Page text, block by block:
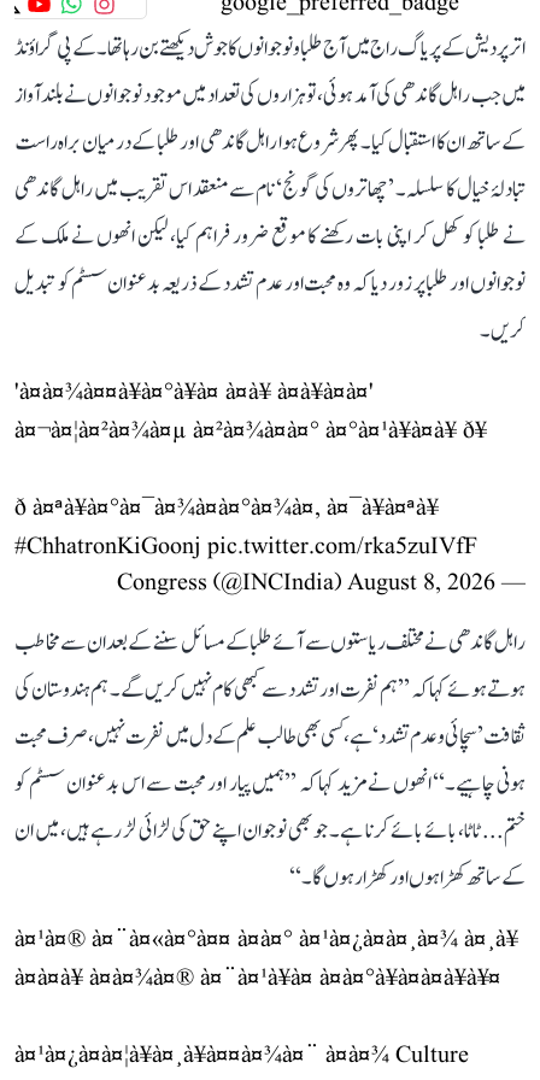
اتر پردیش کے پریاگ راج میں آج طلبا و نوجوانوں کا جوش دیکھتے بن رہا تھا۔ کے پی گراؤنڈ
میں جب راہل گاندھی کی آمد ہوئی، تو ہزاروں کی تعداد میں موجود نوجوانوں نے بلند آواز
کے ساتھ ان کا استقبال کیا۔ پھر شروع ہوا راہل گاندھی اور طلبا کے درمیان براہ راست
تبادلۂ خیال کا سلسلہ۔ ’چھاتروں کی گونج‘ نام سے منعقد اس تقریب میں راہل گاندھی
نے طلبا کو کھل کر اپنی بات رکھنے کا موقع ضرور فراہم کیا، لیکن انھوں نے ملک کے
نوجوانوں اور طلبا پر زور دیا کہ وہ محبت اور عدم تشدد کے ذریعہ بدعنوان سسٹم کو تبدیل
کریں۔
'à¤à¤¾à¤¤à¥à¤°à¥à¤ à¤à¥ à¤à¥à¤à¤'
à¤¬à¤¦à¤²à¤¾à¤µ à¤²à¤¾à¤à¤° à¤°à¤¹à¥à¤à¥ ð¥
ð à¤ªà¥à¤°à¤¯à¤¾à¤à¤°à¤¾à¤, à¤¯à¥à¤ªà¥
#ChhatronKiGoonj pic.twitter.com/rka5zuIVfF
— Congress (@INCIndia)
August 8, 2026
راہل گاندھی نے مختلف ریاستوں سے آئے طلبا کے مسائل سننے کے بعد ان سے مخاطب
ہوتے ہوئے کہا کہ ’’ہم نفرت اور تشدد سے کبھی کام نہیں کریں گے۔ ہم ہندوستان کی
ثقافت ’سچائی و عدم تشدد‘ ہے، کسی بھی طالب علم کے دل میں نفرت نہیں، صرف محبت
ہونی چاہیے۔‘‘ انھوں نے مزید کہا کہ ’’ہمیں پیار اور محبت سے اس بدعنوان سسٹم کو
ختم... ٹاٹا، بائے بائے کرنا ہے۔ جو بھی نوجوان اپنے حق کی لڑائی لڑ رہے ہیں، میں ان
کے ساتھ کھڑا ہوں اور کھڑا رہوں گا۔‘‘
à¤¹à¤® à¤¨à¤«à¤°à¤¤ à¤à¤° à¤¹à¤¿à¤à¤¸à¤¾ à¤¸à¥
à¤à¤­à¥ à¤à¤¾à¤® à¤¨à¤¹à¥à¤ à¤à¤°à¥à¤à¤à¥à¥¤
à¤¹à¤¿à¤à¤¦à¥à¤¸à¥à¤¤à¤¾à¤¨ à¤à¤¾ Culture